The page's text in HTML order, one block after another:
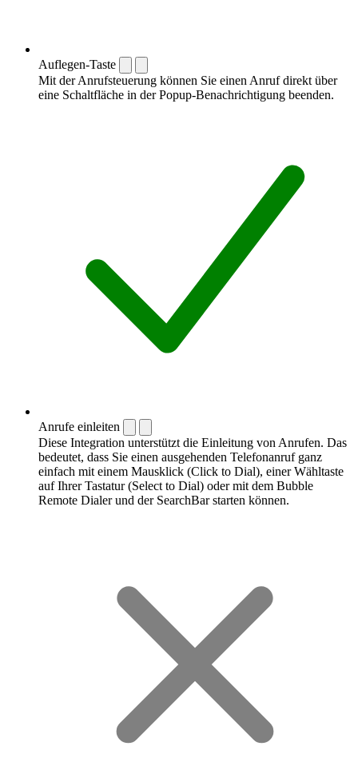
Auflegen-Taste
Mit der Anrufsteuerung können Sie einen Anruf direkt über
eine Schaltfläche in der Popup-Benachrichtigung beenden.
Anrufe einleiten
Diese Integration unterstützt die Einleitung von Anrufen. Das
bedeutet, dass Sie einen ausgehenden Telefonanruf ganz
einfach mit einem Mausklick (Click to Dial), einer Wähltaste
auf Ihrer Tastatur (Select to Dial) oder mit dem Bubble
Remote Dialer und der SearchBar starten können.